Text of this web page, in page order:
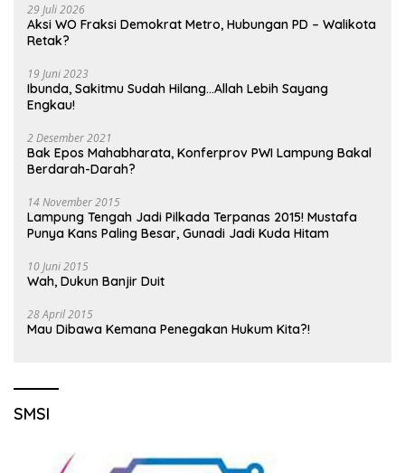
29 Juli 2026
Aksi WO Fraksi Demokrat Metro, Hubungan PD – Walikota
Retak?
19 Juni 2023
Ibunda, Sakitmu Sudah Hilang…Allah Lebih Sayang
Engkau!
2 Desember 2021
Bak Epos Mahabharata, Konferprov PWI Lampung Bakal
Berdarah-Darah?
14 November 2015
Lampung Tengah Jadi Pilkada Terpanas 2015! Mustafa
Punya Kans Paling Besar, Gunadi Jadi Kuda Hitam
10 Juni 2015
Wah, Dukun Banjir Duit
28 April 2015
Mau Dibawa Kemana Penegakan Hukum Kita?!
SMSI